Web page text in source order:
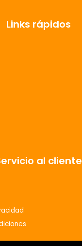
b a
Links rápidos
al cliente